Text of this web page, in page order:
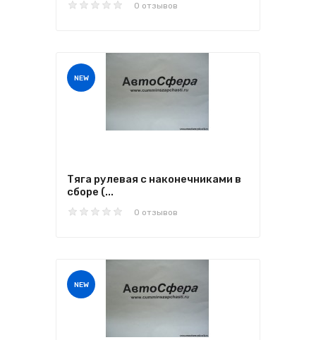
0 отзывов
NEW
Тяга рулевая с наконечниками в
сборе (...
0 отзывов
NEW